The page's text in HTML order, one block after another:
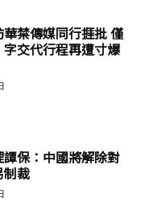
禁傳媒同行捱批 僅
交代行程再遭寸爆
保：中國將解除對
制裁